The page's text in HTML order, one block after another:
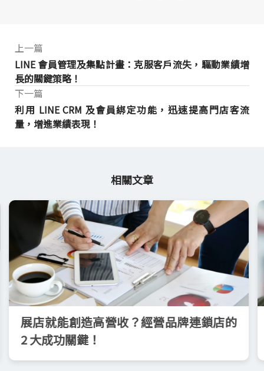
上一篇
LINE 會員管理及集點計畫：克服客戶流失，驅動業績增
長的關鍵策略！
利用 LINE CRM 及會員綁定功能，迅速提高門店客流
量，增進業績表現！
下一篇
相關文章
展店就能創造高營收？經營品牌連鎖店的
2 大成功關鍵！